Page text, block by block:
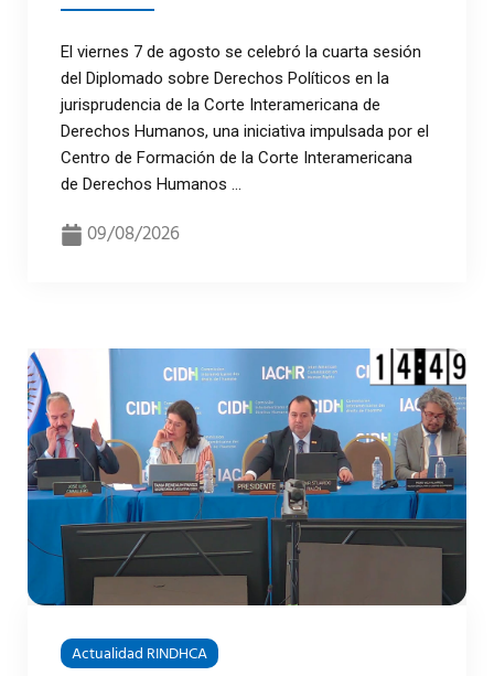
El viernes 7 de agosto se celebró la cuarta sesión
del Diplomado sobre Derechos Políticos en la
jurisprudencia de la Corte Interamericana de
Derechos Humanos, una iniciativa impulsada por el
Centro de Formación de la Corte Interamericana
de Derechos Humanos ...
09/08/2026
Actualidad RINDHCA